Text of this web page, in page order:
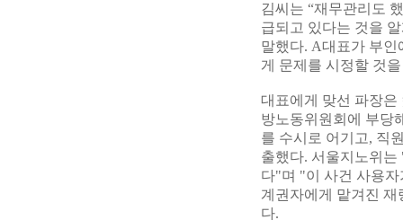
김씨는 “재무관리도
급되고 있다는 것을
말했다. A대표가 부
게 문제를 시정할 것
대표에게 맞선 파장은
방노동위원회에 부당
를 수시로 어기고, 직
출했다. 서울지노위
다"며 "이 사건 사용
계권자에게 맡겨진
다.